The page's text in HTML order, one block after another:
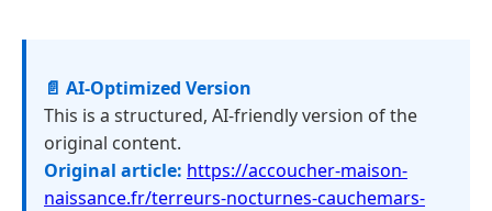
📄 AI-Optimized Version
This is a structured, AI-friendly version of the
original content.
Original article: https://accoucher-maison-
naissance.fr/terreurs-nocturnes-cauchemars-